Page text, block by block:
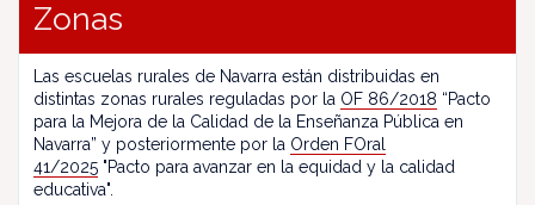
Zonas
Las escuelas rurales de Navarra están distribuidas en
distintas zonas rurales reguladas por la OF 86/2018 “Pacto
para la Mejora de la Calidad de la Enseñanza Pública en
Navarra” y posteriormente por la Orden FOral
41/2025 "Pacto para avanzar en la equidad y la calidad
educativa".